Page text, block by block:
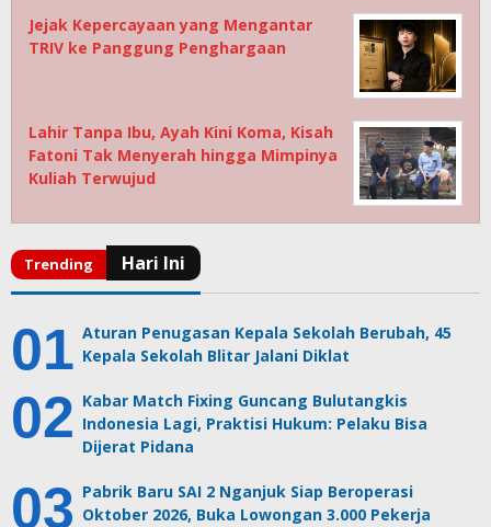
Jejak Kepercayaan yang Mengantar
TRIV ke Panggung Penghargaan
Lahir Tanpa Ibu, Ayah Kini Koma, Kisah
Fatoni Tak Menyerah hingga Mimpinya
Kuliah Terwujud
Aturan Penugasan Kepala Sekolah Berubah, 45
Kepala Sekolah Blitar Jalani Diklat
Kabar Match Fixing Guncang Bulutangkis
Indonesia Lagi, Praktisi Hukum: Pelaku Bisa
Dijerat Pidana
Pabrik Baru SAI 2 Nganjuk Siap Beroperasi
Oktober 2026, Buka Lowongan 3.000 Pekerja